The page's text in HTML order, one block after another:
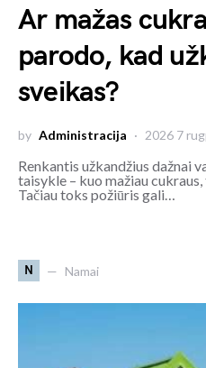
Ar mažas
parodo, kad
sveikas?
by Administracija 2026 7
Renkantis užkandžius dažnai
taisykle – kuo mažiau
Tačiau toks požiūris gali…
N Namai